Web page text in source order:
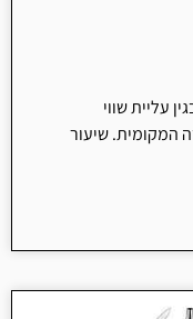
עליית שווי
המקומית. שיעור